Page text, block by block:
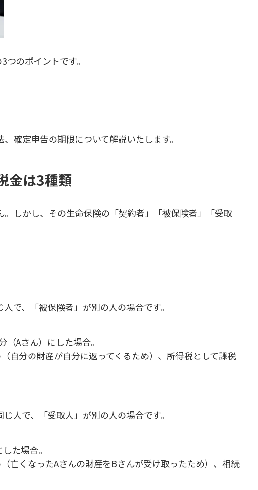
のポイントです。
確定申告の期限について解説いたします。
金は3種類
しかし、その生命保険の「契約者」「被保険者」「受取
で、「被保険者」が別の人の場合です。
Aさん）にした場合。
自分の財産が自分に返ってくるため）、所得税として課税
人で、「受取人」が別の人の場合です。
た場合。
亡くなったAさんの財産をBさんが受け取ったため）、相続